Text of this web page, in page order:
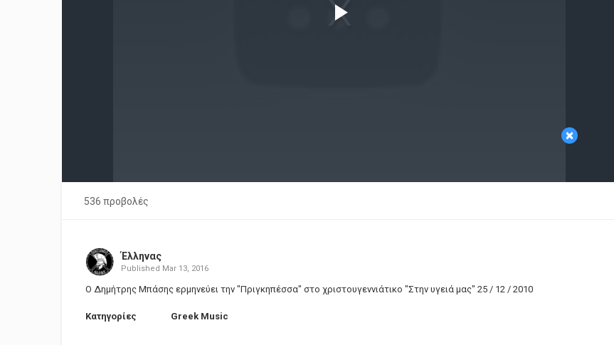
×
536 προβολές
Έλληνας
Published Mar 13, 2016
Ο Δημήτρης Μπάσης ερμηνεύει την "Πριγκηπέσσα" στο χριστουγεννιάτικο "Στην υγειά μας" 25 / 12 / 2010
Κατηγορίες Greek Music